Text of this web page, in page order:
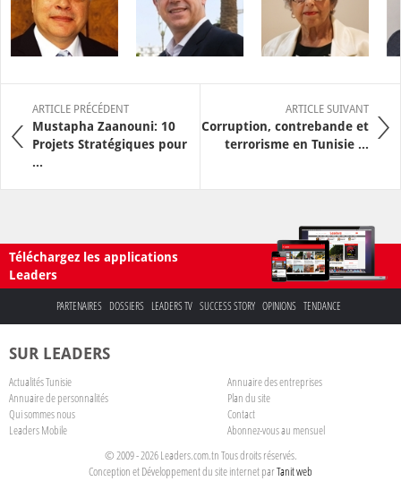
ARTICLE PRÉCÉDENT
Mustapha Zaanouni: 10
Projets Stratégiques pour
...
ARTICLE SUIVANT
Corruption, contrebande et
terrorisme en Tunisie ...
Téléchargez les applications
Leaders
PARTENAIRES DOSSIERS LEADERS TV SUCCESS STORY OPINIONS TENDANCE
SUR LEADERS
Actualités Tunisie
Annuaire des entreprises
Annuaire de personnalités
Plan du site
Qui sommes nous
Contact
Leaders Mobile
Abonnez-vous au mensuel
© 2009 - 2026 Leaders.com.tn Tous droits réservés.
Conception et Développement du site internet parTanit web